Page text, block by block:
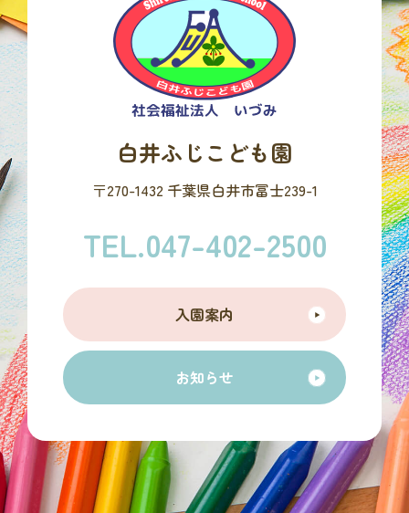
白井ふじこども園
〒270-1432 千葉県白井市冨士239-1
TEL.047-402-2500
入園案内
お知らせ